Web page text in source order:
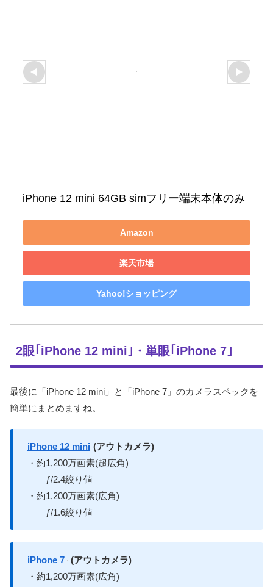
iPhone 12 mini 64GB simフリー端末本体のみ
Amazon
楽天市場
Yahoo!ショッピング
2眼｢iPhone 12 mini｣・単眼｢iPhone 7｣
最後に「iPhone 12 mini」と「iPhone 7」のカメラスペックを
簡単にまとめますね。
iPhone 12 mini (アウトカメラ)
・約1,200万画素(超広角)
ƒ/2.4絞り値
・約1,200万画素(広角)
ƒ/1.6絞り値
iPhone 7 (アウトカメラ)
・約1,200万画素(広角)